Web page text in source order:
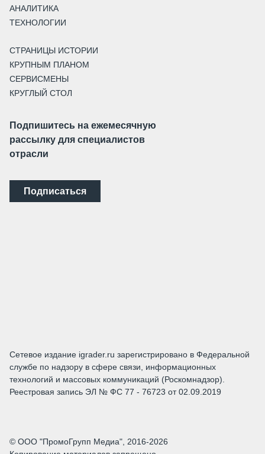
АНАЛИТИКА
ТЕХНОЛОГИИ
СТРАНИЦЫ ИСТОРИИ
КРУПНЫМ ПЛАНОМ
СЕРВИСМЕНЫ
КРУГЛЫЙ СТОЛ
Подпишитесь на ежемесячную
рассылку для специалистов
отрасли
Подписаться
Сетевое издание igrader.ru зарегистрировано в Федеральной
службе по надзору в сфере связи, информационных
технологий и массовых коммуникаций (Роскомнадзор).
Реестровая запись ЭЛ № ФС 77 - 76723 от 02.09.2019
© ООО "ПромоГрупп Медиа", 2016-2026